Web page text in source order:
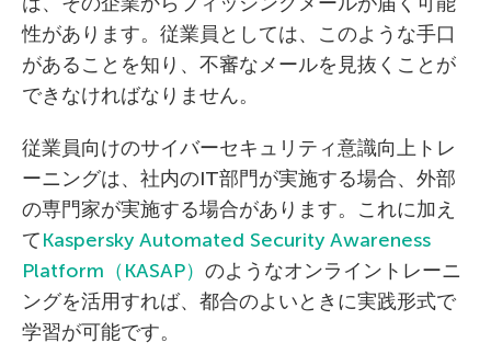
性があります。従業員としては、このような手口
があることを知り、不審なメールを見抜くことが
できなければなりません。
従業員向けのサイバーセキュリティ意識向上トレ
ーニングは、社内のIT部門が実施する場合、外部
の専門家が実施する場合があります。これに加え
てKaspersky Automated Security Awareness
Platform（KASAP） のようなオンライントレーニ
ングを活用すれば、都合のよいときに実践形式で
学習が可能です。